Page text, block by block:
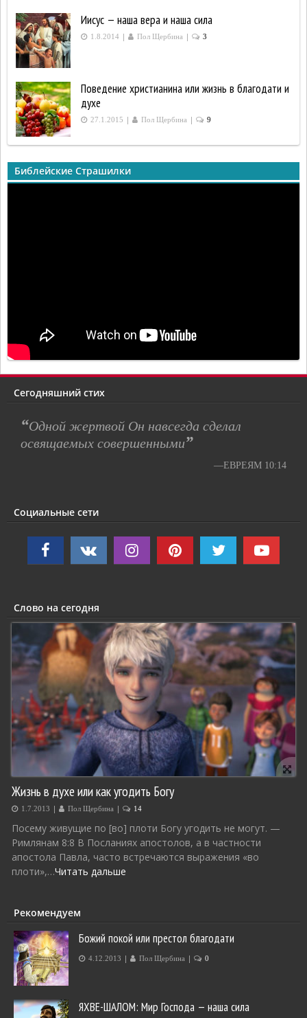
Иисус — наша вера и наша сила
1.8.2014 | Пол Щербина | 3
Поведение христианина или жизнь в благодати и
духе
27.1.2015 | Пол Щербина | 9
Библейские Страшилки
Сегодняшний стих
“Одной жертвой Он навсегда сделал
освящаемых совершенными”
—ЕВРЕЯМ 10:14
Социальные сети
Слово на сегодня
Жизнь в духе или как угодить Богу
1.7.2013 | Пол Щербина | 14
Посему живущие по [во] плоти Богу угодить не могут. —
Римлянам 8:8 В Посланиях апостолов, а в частности
апостола Павла, часто встречаются выражения «во
плоти»,…Читать дальше
Рекомендуем
Божий покой или престол благодати
4.12.2013 | Пол Щербина | 0
ЯХВЕ-ШАЛОМ: Мир Господа — наша сила